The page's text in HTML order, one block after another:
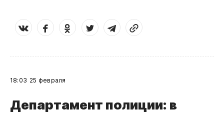
18:03 25 февраля
Департамент полиции: в